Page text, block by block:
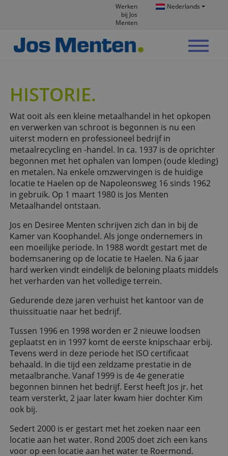
Werken
bij Jos
Menten
Nederlands
HISTORIE
Wat ooit als een kleine metaalhandel in het opkopen
en verwerken van schroot is begonnen is nu een
uiterst modern en professioneel bedrijf in
metaalrecycling en -handel. In ca. 1937 is de oprichter
begonnen met het ophalen van lompen (oude kleding)
en metalen. Na enkele omzwervingen is de huidige
locatie te Haelen op de Napoleonsweg 16 sinds 1962
in gebruik. Op 1 maart 1980 is Jos Menten
Metaalhandel ontstaan.
Jos en Desiree Menten schrijven zich dan in bij de
Kamer van Koophandel. Als jonge ondernemers in
een moeilijke periode. In 1988 wordt gestart met de
bodemsanering op de locatie te Haelen. Na 6 jaar
hard werken vindt eindelijk de beloning plaats middels
het verharden van het volledige terrein.
Gedurende deze jaren verhuist het kantoor van de
thuissituatie naar het bedrijf.
Tussen 1996 en 1998 worden er 2 nieuwe loodsen
geplaatst en in 1997 komt de eerste knipschaar erbij.
Tevens werd in deze periode het ISO certificaat
behaald. In die tijd een zeldzame prestatie in de
metaalbranche. Vanaf 1999 is de 4e generatie
begonnen binnen het bedrijf. Eerst heeft Jos jr. het
team versterkt, 2 jaar later kwam hier dochter Kim
ook bij.
Sedert 2000 is er gestart met het zoeken naar een
locatie aan het water. Rond 2005 doet zich een kans
voor op een locatie aan het water te Roermond.